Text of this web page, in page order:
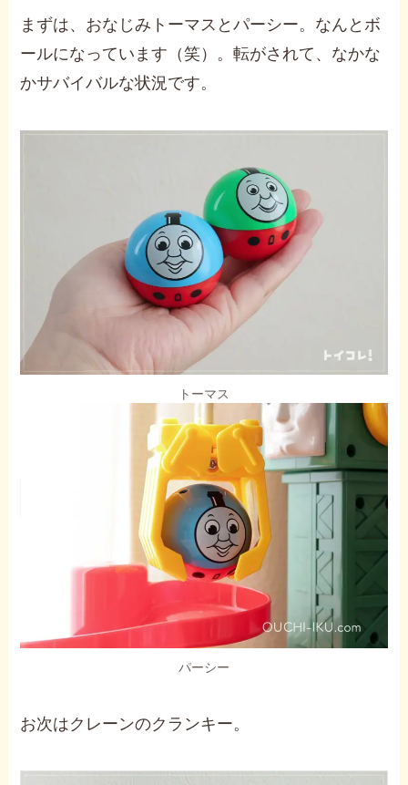
まずは、おなじみトーマスとパーシー。なんとボ
ールになっています（笑）。転がされて、なかな
かサバイバルな状況です。
トーマス
パーシー
お次はクレーンのクランキー。